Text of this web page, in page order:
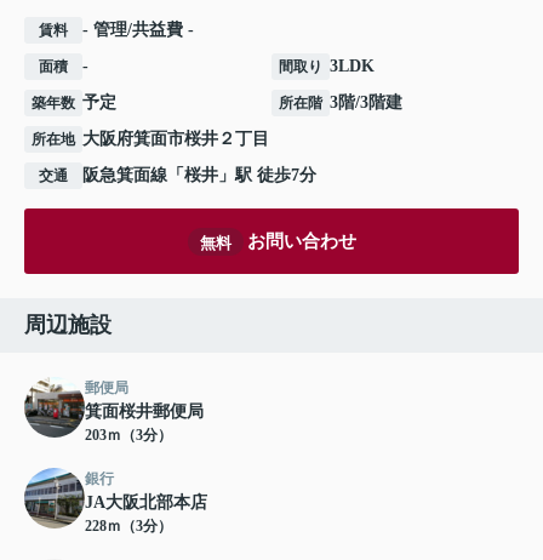
賃料 - 管理/共益費 -
面積 - 間取り 3LDK
築年数 予定 所在階 3階/3階建
所在地 大阪府箕面市桜井 ２丁目
交通 阪急箕面線 「 桜井 」駅 徒歩7分
無料 お問い合わせ
周辺施設
郵便局
箕面桜井郵便局
203ｍ（3分）
銀行
JA大阪北部本店
228ｍ（3分）